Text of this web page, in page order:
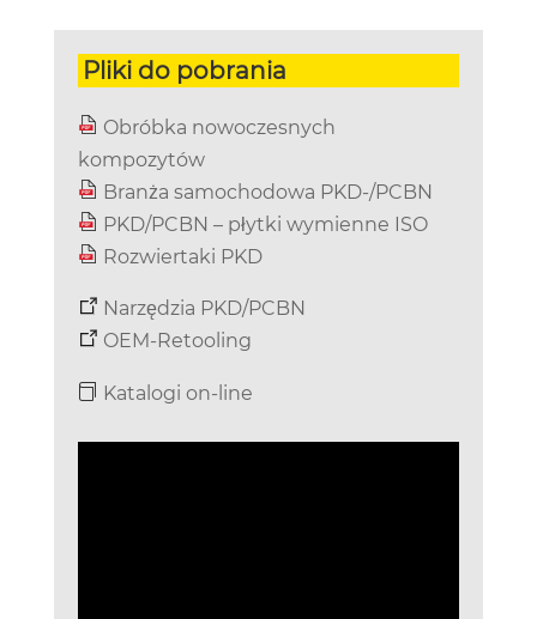
Pliki do pobrania
Obróbka nowoczesnych
kompozytów
Branża samochodowa PKD-/PCBN
PKD/PCBN – płytki wymienne ISO
Rozwiertaki PKD
Narzędzia PKD/PCBN
OEM-Retooling
Katalogi on-line